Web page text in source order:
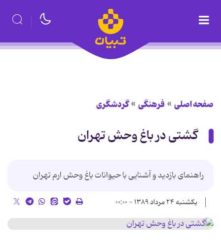
صفحه اصلی فرهنگی گردشگری
گشتی در باغ وحش تهران
راهنمای بازدید و آشنایی با حیوانات باغ وحش ارم تهران
یکشنبه ۲۴ مرداد ۱۳۸۹ - ۰۰:۰۰